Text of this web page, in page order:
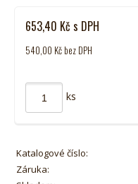
653,40 Kč s DPH
540,00 Kč bez DPH
ks
Katalogové číslo:
Záruka: